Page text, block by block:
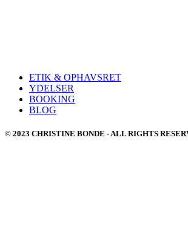
ETIK & OPHAVSRET
YDELSER
BOOKING
BLOG
© 2023 CHRISTINE BONDE - ALL RIGHTS